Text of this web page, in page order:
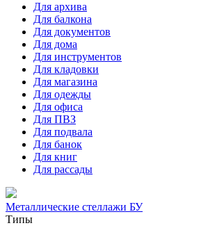
Для архива
Для балкона
Для документов
Для дома
Для инструментов
Для кладовки
Для магазина
Для одежды
Для офиса
Для ПВЗ
Для подвала
Для банок
Для книг
Для рассады
Металлические стеллажи БУ
Типы